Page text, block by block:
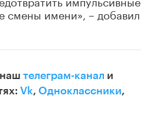
смены имени», – добавил
телеграм-канал и
Vk, Одноклассники,